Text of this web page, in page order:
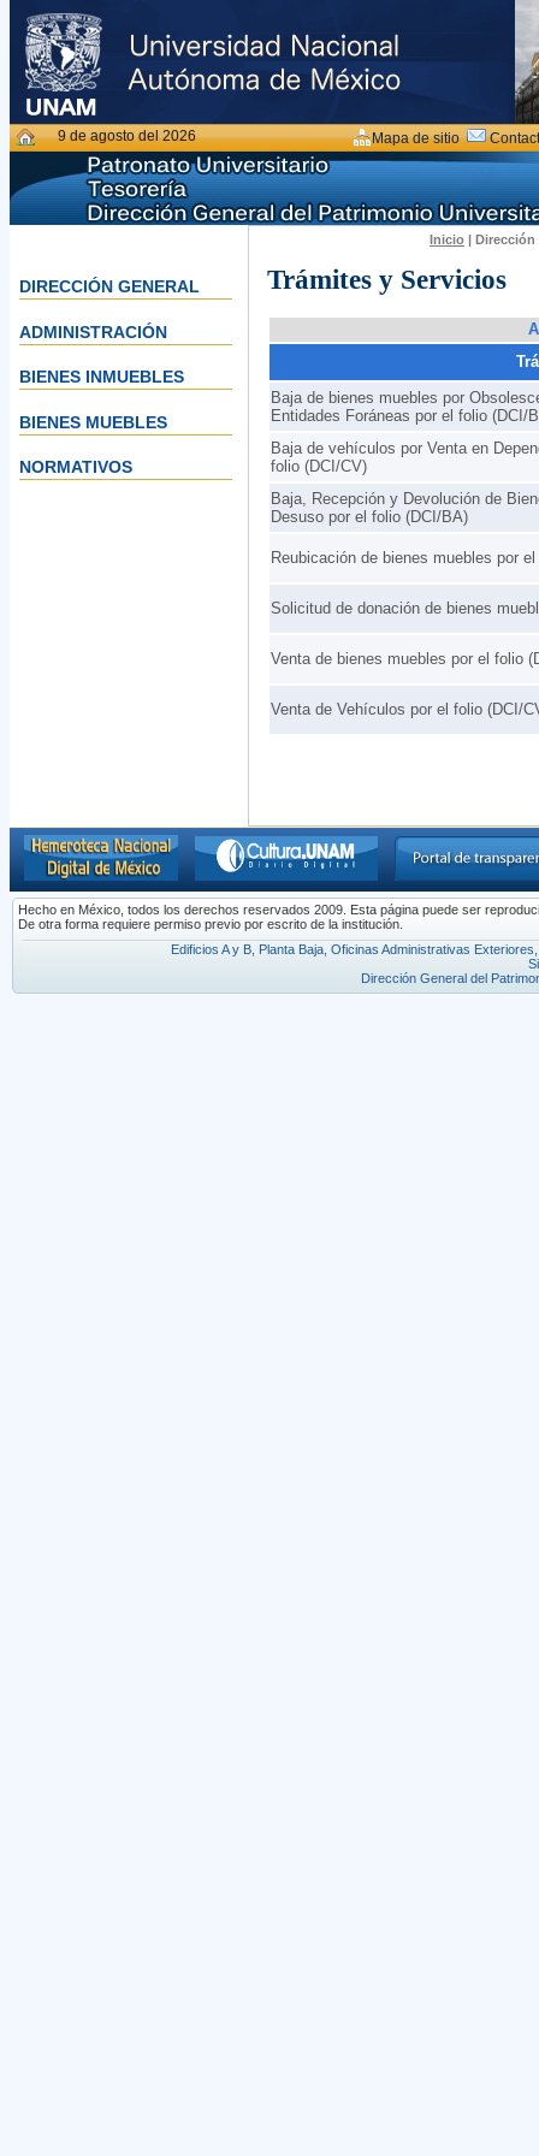
9 de agosto del 2026 Mapa de sitio
DIRECCIÓN GENERAL
ADMINISTRACIÓN
BIENES INMUEBLES
BIENES MUEBLES
NORMATIVOS
Inicio | Dirección
Trámites y Servicios
Baja de bienes muebles por
Entidades Foráneas por el folio (DCI/
Baja de vehículos por Venta en
folio (DCI/CV)
Baja, Recepción y Devolución de
Desuso por el folio (DCI/BA)
Reubicación de bienes muebles por
Solicitud de donación de bienes
Venta de bienes muebles por el folio
Venta de Vehículos por el folio (DCI/
Hecho en México, todos los derechos reservados 2009. Esta página puede ser
De otra forma requiere permiso previo por escrito de la institución.
Edificios A y B, Planta Baja, Oficinas Administrativas
Dirección General del